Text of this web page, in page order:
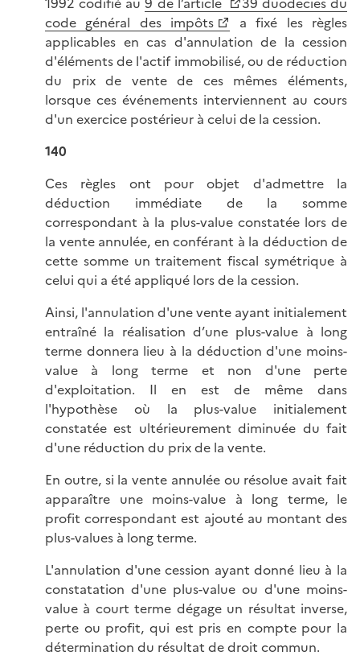
code général des impôts
a fixé les règles
applicables en cas d'annulation de la cession
d'éléments de l'actif immobilisé, ou de réduction
du prix de vente de ces mêmes éléments,
lorsque ces événements interviennent au cours
d'un exercice postérieur à celui de la cession.
140
Ces règles ont pour objet d'admettre la
déduction immédiate de la somme
correspondant à la plus-value constatée lors de
la vente annulée, en conférant à la déduction de
cette somme un traitement fiscal symétrique à
celui qui a été appliqué lors de la cession.
Ainsi, l'annulation d'une vente ayant initialement
entraîné la réalisation d’une plus-value à long
terme donnera lieu à la déduction d'une moins-
value à long terme et non d'une perte
d'exploitation. Il en est de même dans
l'hypothèse où la plus-value initialement
constatée est ultérieurement diminuée du fait
d'une réduction du prix de la vente.
En outre, si la vente annulée ou résolue avait fait
apparaître une moins-value à long terme, le
profit correspondant est ajouté au montant des
plus-values à long terme.
L'annulation d'une cession ayant donné lieu à la
constatation d'une plus-value ou d'une moins-
value à court terme dégage un résultat inverse,
perte ou profit, qui est pris en compte pour la
détermination du résultat de droit commun.